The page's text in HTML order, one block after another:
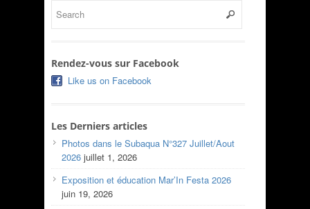
Rendez-vous sur Facebook
Like us on Facebook
Les Derniers articles
Photos dans le Subaqua N°327 Juillet/Aout
2026 juillet 1, 2026
Exposition et éducation Mar’In Festa 2026
juin 19, 2026